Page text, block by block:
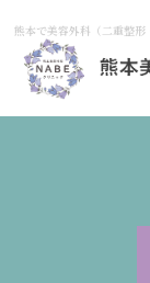
熊本で美容外科（二重整